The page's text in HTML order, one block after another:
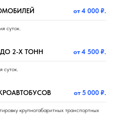
от 4 000 ₽.
суток.
2-Х ТОНН от 4 500 ₽.
суток.
от 5 000 ₽.
крупногабаритных транспортных